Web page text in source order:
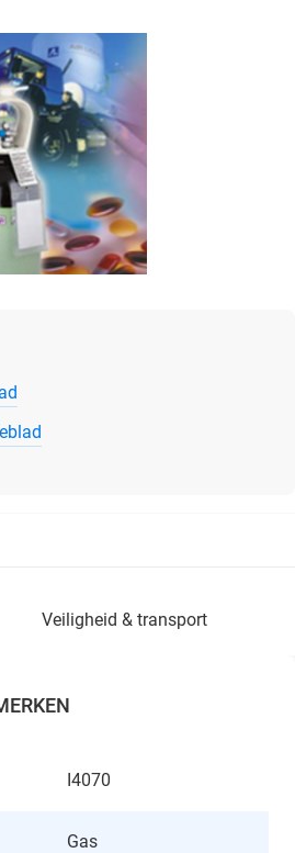
veiligheid & transport
I4070
Gas